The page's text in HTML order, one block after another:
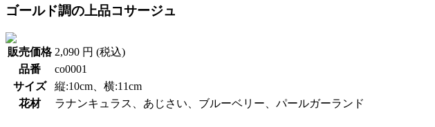
ゴールド調の上品コサージュ
販売価格 2,090 円 (税込)
品番
co0001
サイズ
縦:10cm、横:11cm
花材
ラナンキュラス、あじさい、ブルーベリー、パールガーランド